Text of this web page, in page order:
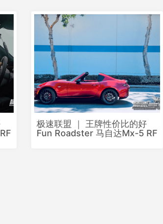
极速联盟 ｜ 王牌性价比的好
Fun Roadster 马自达Mx-5 RF